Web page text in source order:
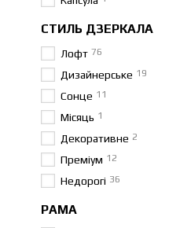
СТИЛЬ ДЗЕРКАЛА
Лофт 76
Дизайнерське 19
Сонце 11
Місяць 1
Декоративне 2
Преміум 12
Недорогі 36
РАМА